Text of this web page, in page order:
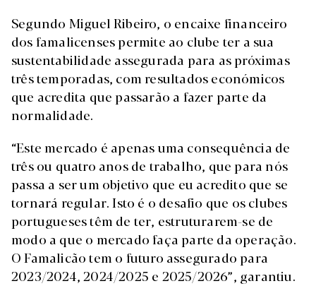
Segundo Miguel Ribeiro, o encaixe financeiro
dos famalicenses permite ao clube ter a sua
sustentabilidade assegurada para as próximas
três temporadas, com resultados económicos
que acredita que passarão a fazer parte da
normalidade.
“Este mercado é apenas uma consequência de
três ou quatro anos de trabalho, que para nós
passa a ser um objetivo que eu acredito que se
tornará regular. Isto é o desafio que os clubes
portugueses têm de ter, estruturarem-se de
modo a que o mercado faça parte da operação.
O Famalicão tem o futuro assegurado para
2023/2024, 2024/2025 e 2025/2026”, garantiu.